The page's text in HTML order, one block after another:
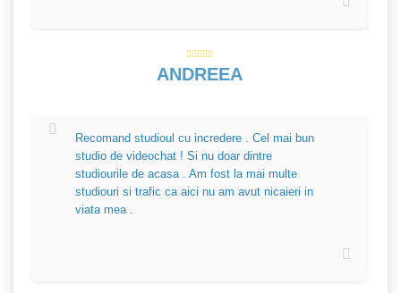
ANDREEA
Recomand studioul cu incredere . Cel mai bun
studio de videochat ! Si nu doar dintre
studiourile de acasa . Am fost la mai multe
studiouri si trafic ca aici nu am avut nicaieri in
viata mea .